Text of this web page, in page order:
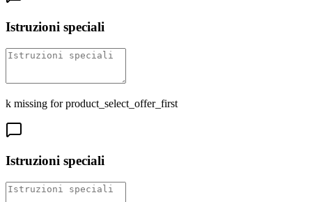
Istruzioni speciali
k missing for product_select_offer_first
Istruzioni speciali